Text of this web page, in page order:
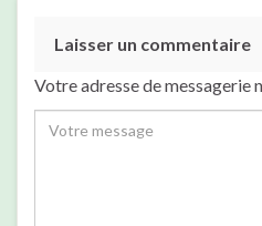
Laisser un commentaire
Votre adresse de messagerie